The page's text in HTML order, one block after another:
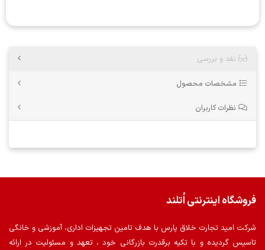
نقد و بررسی
مشخصات محصول
نظرات کاربران
فروشگاه اینترنتی اُتلند
شرکت امید تجارت خلاق پارس با هدف تامین تجهیزات اداری، آموزشی و خانگی
تاسیس گردیده و با تکیه برقدرت بازرگانی خود ، تعهد و مسئولیت در ارائه